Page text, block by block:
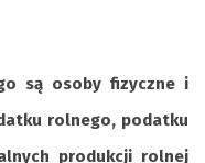
są osoby fizyczne i
rolnego, podatku
produkcji rolnej